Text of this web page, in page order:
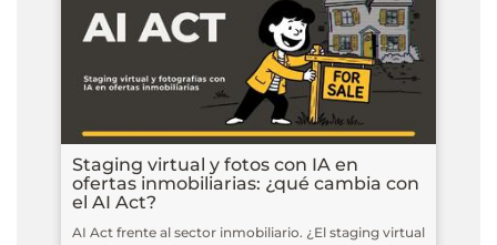
Staging virtual y fotos con IA en
ofertas inmobiliarias: ¿qué cambia con
el AI Act?
AI Act frente al sector inmobiliario. ¿El staging virtual